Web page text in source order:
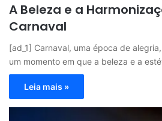
A Beleza e a
Carnaval
[ad_1] Carnaval, uma época de
um momento em que a beleza e a
Leia mais »